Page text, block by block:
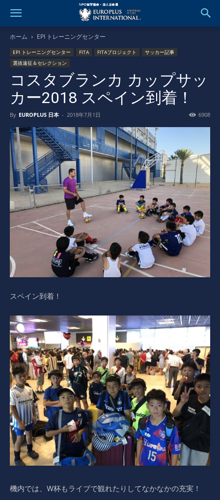
ホーム EPI トレーニングセンター
EPI トレーニングセンター FITA FITAプロジェクト
サッカー記事
選抜遠征＆セレクション
コスタブランカ カップサッ
カー2018 スペイン到着！
By EUROPLUS 日本 - 2018年7月1日 6908
スペイン到着！
機内では、W杯もライブで観れたりしてなかなかの充実！